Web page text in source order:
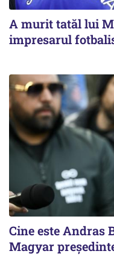
A murit tatăl lui
impresarul
Cine este Andras
Magyar